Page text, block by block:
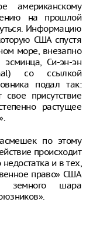
американскому
на прошлой
Информацию
США спустя
море, внезапно
Си-эн-эн
со ссылкой
подал так:
присутствие
растущее
по этому
происходит
и в тех,
право» США
земного шара